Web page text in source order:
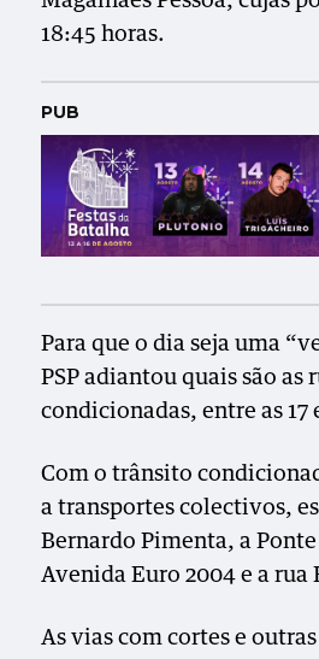
18:45 horas.
PUB
Para que o dia seja uma
PSP adiantou quais são as
condicionadas, entre as 17
Com o trânsito
a transportes colectivos,
Bernardo Pimenta, a
Avenida Euro 2004 e a rua
As vias com cortes e